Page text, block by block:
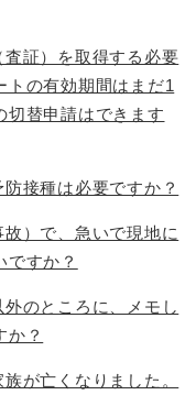
証）を取得する必要
トの有効期間はまだ1
切替申請はできます
接種は必要ですか？
）で、急いで現地に
すか？
のところに、メモし
か？
が亡くなりました。